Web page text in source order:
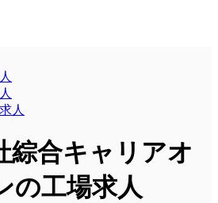
人
綜合キャリアオ
の工場求人